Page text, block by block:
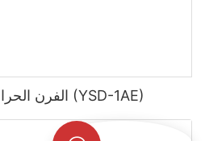
الفرن الحراري التجاري سعة 62 لترًا (YSD-1AE)